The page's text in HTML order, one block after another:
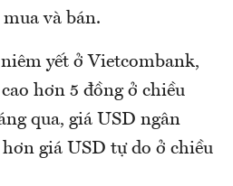
và bán.
yết ở Vietcombank,
hơn 5 đồng ở chiều
qua, giá USD ngân
giá USD tự do ở chiều